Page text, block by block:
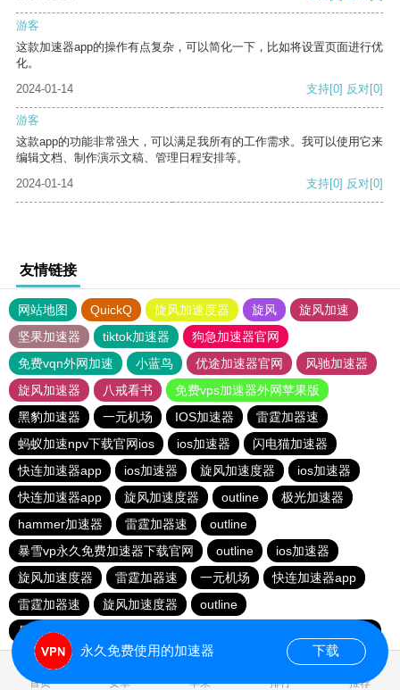
游客
这款加速器app的操作有点复杂，可以简化一下，比如将设置页面进行优
化。
2024-01-14
支持[0] 反对[0]
游客
这款app的功能非常强大，可以满足我所有的工作需求。我可以使用它来
编辑文档、制作演示文稿、管理日程安排等。
2024-01-14
支持[0] 反对[0]
友情链接
网站地图 QuickQ 旋风加速度器 旋风
旋风加速
坚果加速器
tiktok加速器
狗急加速器官网
免费vqn外网加速
小蓝鸟 优途加速器官网
风驰加速器
旋风加速器
八戒看书
免费vps加速器外网苹果版
黑豹加速器
一元机场 IOS加速器
雷霆加器速
蚂蚁加速npv下载官网ios
ios加速器
闪电猫加速器
快连加速器app
ios加速器 旋风加速度器
ios加速器
快连加速器app
旋风加速度器 outline
极光加速器
hammer加速器
雷霆加器速
outline
暴雪vp永久免费加速器下载官网
outline
ios加速器
旋风加速度器
雷霆加器速 一元机场
快连加速器app
雷霆加器速
旋风加速度器
outline
暴雪vp永久免费加速器下载官网
首页 安卓 苹果 排行 推荐
永久免费使用的加速器 下载
1.085265s